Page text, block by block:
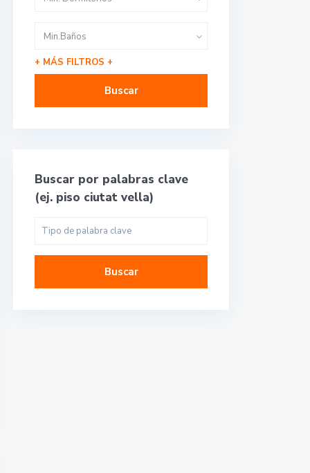
Min.Baños
+ MÁS FILTROS +
Buscar
Buscar por palabras clave
(ej. piso ciutat vella)
Buscar